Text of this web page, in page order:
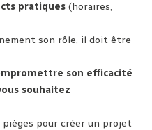
pratiques (horaires,
son rôle, il doit être
son efficacité
souhaitez
pièges pour créer un projet